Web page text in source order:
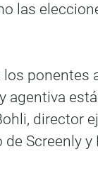
las
director
Screenly